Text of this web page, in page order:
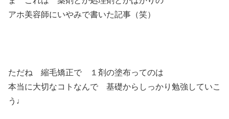
アホ美容師にいやみで書いた記事（笑）
ただね 縮毛矯正で １剤の塗布ってのは
本当に大切なコトなんで 基礎からしっかり勉強していこ
う♩